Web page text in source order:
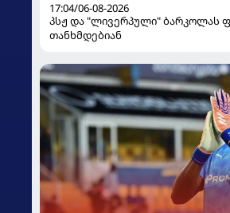
17:04/06-08-2026
პსჟ და "ლივერპული" ბარკოლას
თანხმდებიან